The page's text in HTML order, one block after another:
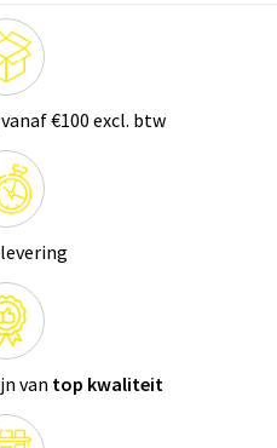
€100 excl. btw
van top kwaliteit